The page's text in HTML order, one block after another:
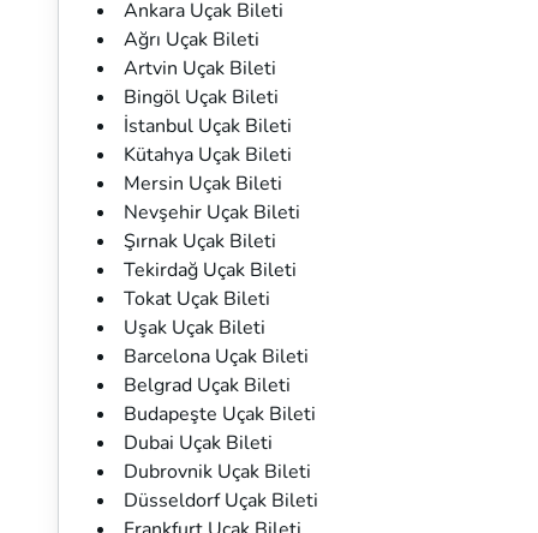
Ankara Uçak Bileti
Ağrı Uçak Bileti
Artvin Uçak Bileti
Bingöl Uçak Bileti
İstanbul Uçak Bileti
Kütahya Uçak Bileti
Mersin Uçak Bileti
Nevşehir Uçak Bileti
Şırnak Uçak Bileti
Tekirdağ Uçak Bileti
Tokat Uçak Bileti
Uşak Uçak Bileti
Barcelona Uçak Bileti
Belgrad Uçak Bileti
Budapeşte Uçak Bileti
Dubai Uçak Bileti
Dubrovnik Uçak Bileti
Düsseldorf Uçak Bileti